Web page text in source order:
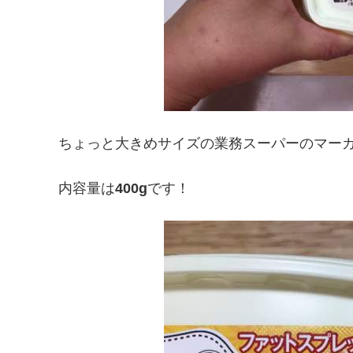
ちょっと大きめサイズの業務スーパーのマー
内容量は400gです！